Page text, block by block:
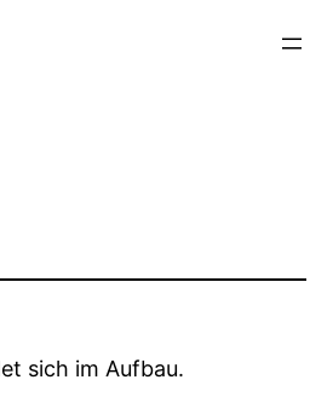
sich im Aufbau.